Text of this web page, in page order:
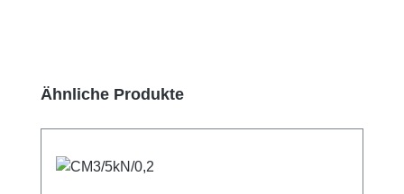
Produktgalerie überspringen
Ähnliche Produkte